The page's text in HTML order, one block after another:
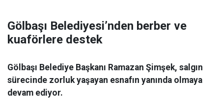
Gölbaşı Belediyesi’nden berber ve
kuaförlere destek
Gölbaşı Belediye Başkanı Ramazan Şimşek, salgın
sürecinde zorluk yaşayan esnafın yanında olmaya
devam ediyor.